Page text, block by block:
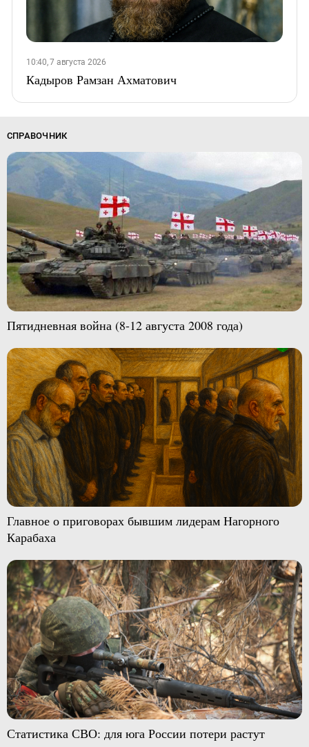
10:40, 7 августа 2026
Кадыров Рамзан Ахматович
СПРАВОЧНИК
Пятидневная война (8-12 августа 2008 года)
Главное о приговорах бывшим лидерам Нагорного
Карабаха
Статистика СВО: для юга России потери растут